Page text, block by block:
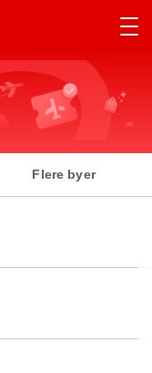
Flere byer